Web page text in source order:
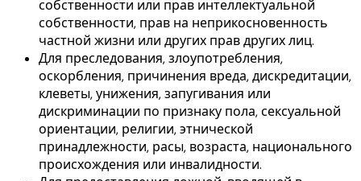
собственности или прав интеллектуальной
собственности, прав на неприкосновенность
частной жизни или других прав других лиц.
Для преследования, злоупотребления,
оскорбления, причинения вреда, дискредитации,
клеветы, унижения, запугивания или
дискриминации по признаку пола, сексуальной
ориентации, религии, этнической
принадлежности, расы, возраста, национального
происхождения или инвалидности.